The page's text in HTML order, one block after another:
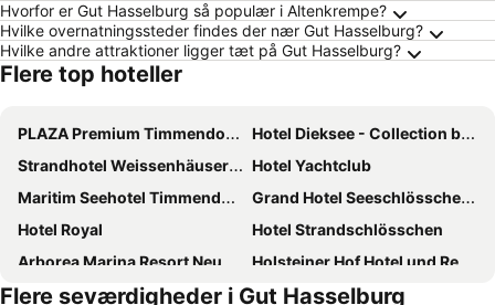
Hvorfor er Gut Hasselburg så populær i Altenkrempe?
Hvilke overnatningssteder findes der nær Gut Hasselburg?
Hvilke andre attraktioner ligger tæt på Gut Hasselburg?
Flere top hoteller
PLAZA Premium Timmendorfer Strand
Hotel Dieksee - Collection by Ligula
Strandhotel Weissenhäuser Strand
Hotel Yachtclub
Maritim Seehotel Timmendorfer Strand
Grand Hotel Seeschlösschen Sea Retreat & SPA
Hotel Royal
Hotel Strandschlösschen
Arborea Marina Resort Neustadt
Holsteiner Hof Hotel und Restaurant
Hotel Gran BelVeder & Ostsee Therme Resort & Spa
The Cozy Hotel Timmendorfer Strand
Flere seværdigheder i Gut Hasselburg